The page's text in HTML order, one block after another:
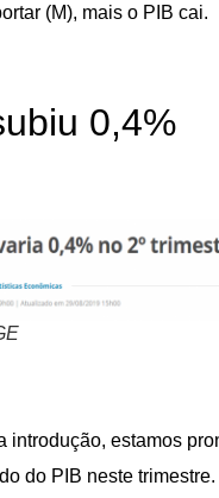
(M), mais o PIB cai.
0,4%
introdução, estamos
do PIB neste